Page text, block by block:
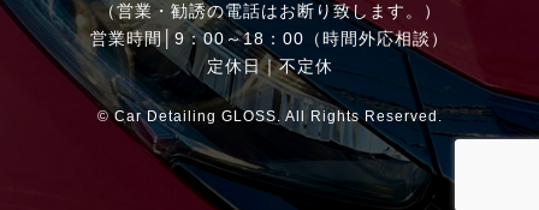
（営業・勧誘の電話はお断り致します。）
営業時間│9：00～18：00（時間外応相談）
定休日｜不定休
© Car Detailing GLOSS. All Rights Reserved.